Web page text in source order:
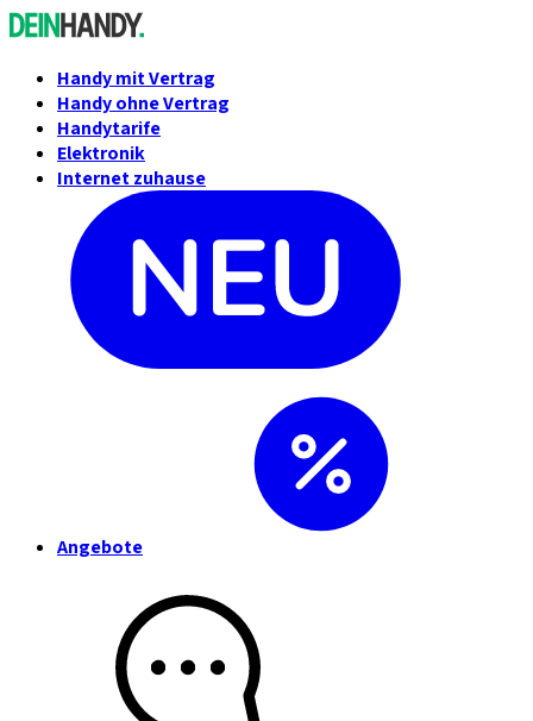
Handy mit Vertrag
Handy ohne Vertrag
Handytarife
Elektronik
Internet zuhause
Angebote